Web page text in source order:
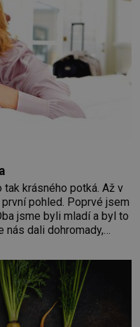
tak krásného potká. Až v
pohled. Poprvé jsem
jsme byli mladí a byl to
nás dali dohromady,
zjistili, že